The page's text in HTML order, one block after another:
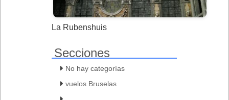
La Rubenshuis
Secciones
No hay categorías
vuelos Bruselas